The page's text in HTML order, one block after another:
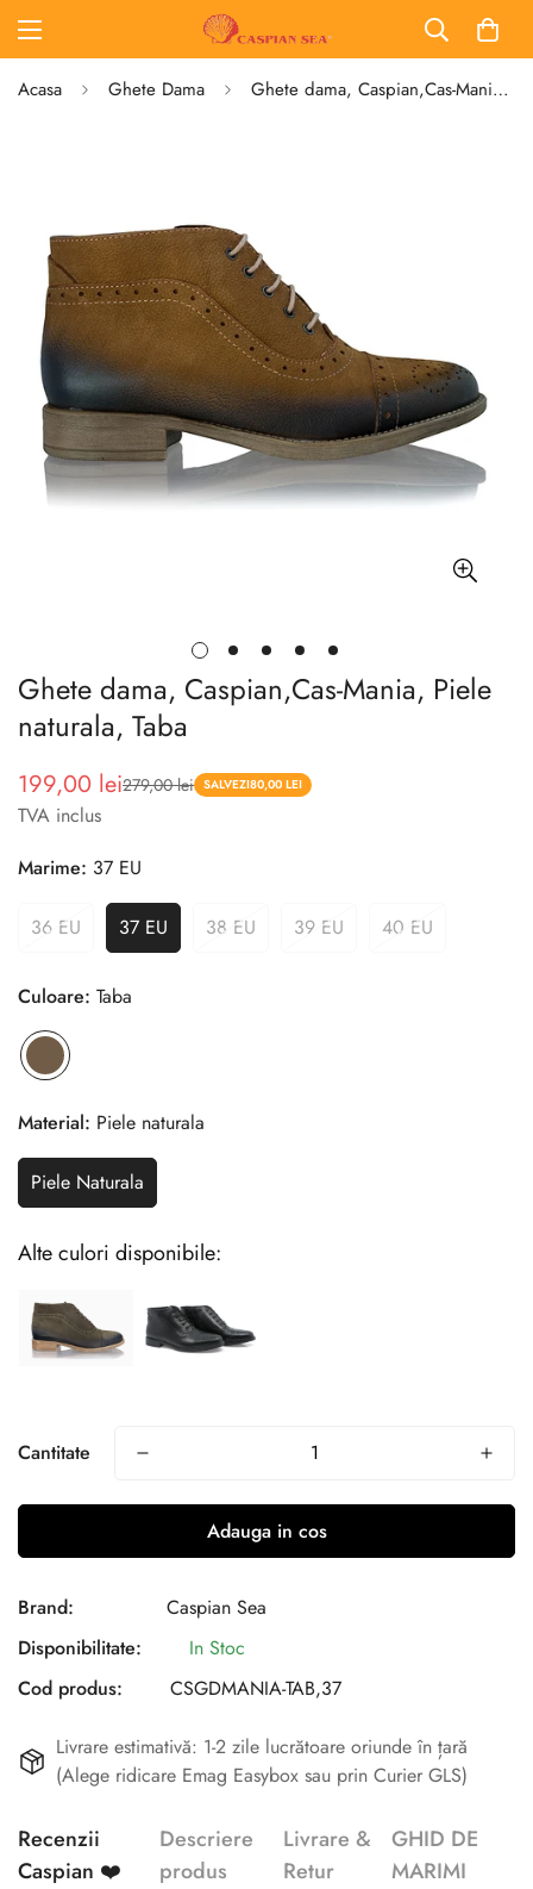
Acasa Ghete Dama Ghete dama, Caspian,Cas-Mania, Piele naturala, Taba
Ghete dama, Caspian,Cas-Mania, Piele
naturala, Taba
Pret
redus
199,00 lei
Pret 279,00 lei SALVEZI80,00 LEI
TVA inclus
Marime: 37 EU
36 EU 37 EU 38 EU 39 EU 40 EU
Culoare: Taba
Material: Piele naturala
Piele Naturala
Alte culori disponibile:
Cantitate
Adauga in cos
Brand:
Caspian Sea
Disponibilitate:
In Stoc
Cod produs:
CSGDMANIA-TAB,37
Livrare estimativă: 1-2 zile lucrătoare oriunde în țară
(Alege ridicare Emag Easybox sau prin Curier GLS)
Recenzii
Caspian ❤️
Descriere
produs
Livrare &
Retur
GHID DE
MARIMI